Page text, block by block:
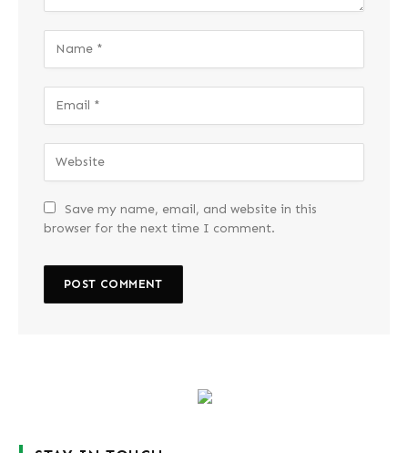
Save my name, email, and website in this
browser for the next time I comment.